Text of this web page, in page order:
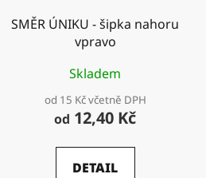
SMĚR ÚNIKU - šipka nahoru
vpravo
Skladem
od 15 Kč včetně DPH
od 12,40 Kč
DETAIL